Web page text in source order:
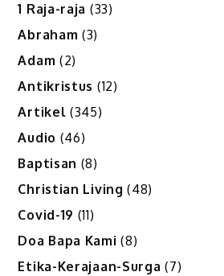
1 Raja-raja (33)
Abraham (3)
Adam (2)
Antikristus (12)
Artikel (345)
Audio (46)
Baptisan (8)
Christian Living (48)
Covid-19 (11)
Doa Bapa Kami (8)
Etika-Kerajaan-Surga (7)